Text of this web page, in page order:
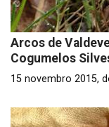
Arcos de
Cogumelos
15 novembro 2015,